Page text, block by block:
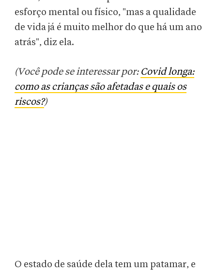
esforço mental ou físico, "mas a qualidade
de vida já é muito melhor do que há um ano
atrás", diz ela.
(Você pode se interessar por: Covid longa:
como as crianças são afetadas e quais os
riscos?)
O estado de saúde dela tem um patamar, e